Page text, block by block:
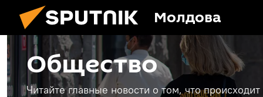
Молдова
Общество
Читайте главные новости о том, что